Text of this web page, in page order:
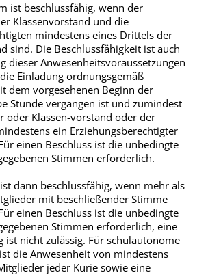
ist beschlussfähig, wenn der
Klassenvorstand und die
mindestens eines Drittels der
sind. Die Beschlussfähigkeit ist auch
dieser Anwesenheitsvoraussetzungen
Einladung ordnungsgemäß
dem vorgesehenen Beginn der
Stunde vergangen ist und zumindest
oder Klassen-vorstand oder der
ein Erziehungsberechtigter
einen Beschluss ist die unbedingte
Stimmen erforderlich.
dann beschlussfähig, wenn mehr als
mit beschließender Stimme
einen Beschluss ist die unbedingte
Stimmen erforderlich, eine
ist nicht zulässig. Für schulautonome
die Anwesenheit von mindestens
jeder Kurie sowie eine